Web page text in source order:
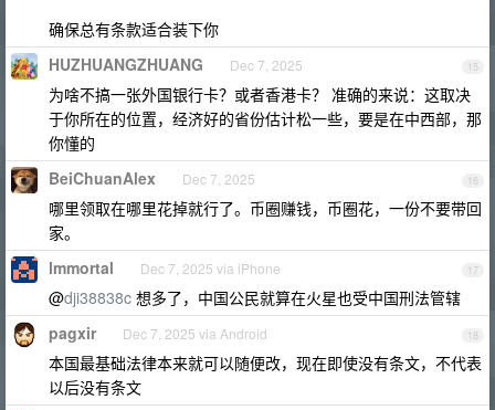
确保总有条款适合装下你
15
HUZHUANGZHUANG Dec 7, 2025
为啥不搞一张外国银行卡？或者香港卡？ 准确的来说：这取决
于你所在的位置，经济好的省份估计松一些，要是在中西部，那
你懂的
16
BeiChuanAlex Dec 7, 2025
哪里领取在哪里花掉就行了。币圈赚钱，币圈花，一份不要带回
家。
17
lmmortal Dec 7, 2025 via iPhone
@dji38838c 想多了，中国公民就算在火星也受中国刑法管辖
18
pagxir Dec 7, 2025 via Android
本国最基础法律本来就可以随便改，现在即使没有条文，不代表
以后没有条文